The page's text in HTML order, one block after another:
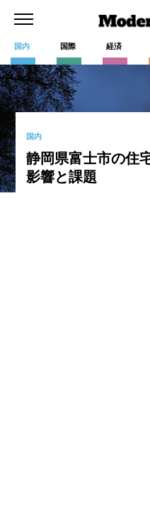
国内 国際 経済
国内
静岡県富士市の住
影響と課題